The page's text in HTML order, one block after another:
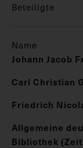
Beteiligte
Name
Johann Jacob
Carl Christian
Friedrich
Allgemeine
Bibliothek